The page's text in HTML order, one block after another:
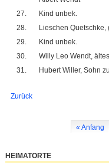
Kind unbek.
Lieschen Quetschke,
Kind unbek.
Willy Leo Wendt,
Hubert Willer, Sohn
Zurück
« Anfang
HEIMATORTE